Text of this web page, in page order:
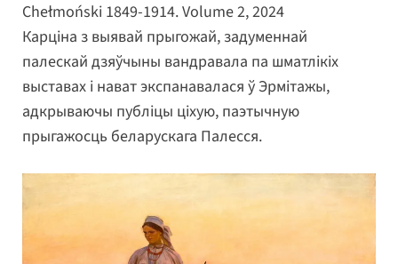
Chełmoński 1849-1914. Volume 2, 2024
Карціна з выявай прыгожай, задуменнай
палескай дзяўчыны вандравала па шматлікіх
выставах і нават экспанавалася ў Эрмітажы,
адкрываючы публіцы ціхую, паэтычную
прыгажосць беларускага Палесся.